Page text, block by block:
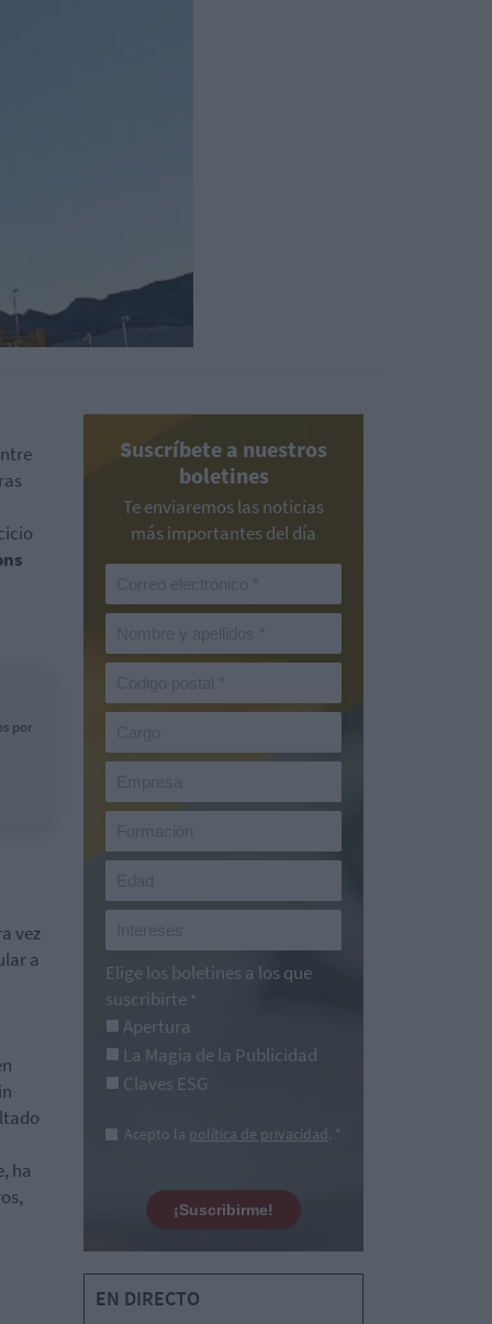
por
vez
a
ha
Suscríbete a nuestros
boletines
Te enviaremos las noticias
más importantes del día
Elige los boletines a los que
suscribirte *
Apertura
La Magia de la Publicidad
Claves ESG
Acepto la política de privacidad. *
¡Suscribirme!
EN DIRECTO